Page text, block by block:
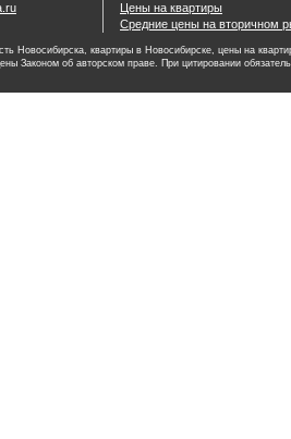
Цены на квартиры
Средние цены на вторичном
Новосибирска, квартиры в Новосибирске, цены на
Законом об авторском праве. При цитировании